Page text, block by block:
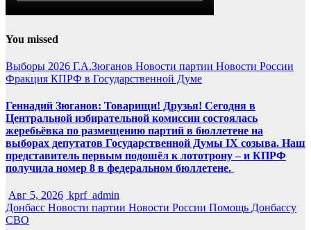
You missed
Выборы 2026 Г.А.Зюганов Новости партии Новости России
Фракция КПРФ в Государственной Думе
Геннадий Зюганов: Товарищи! Друзья! Сегодня в
Центральной избирательной комиссии состоялась
жеребьёвка по размещению партий в бюллетене на
выборах депутатов Государственной Думы IX созыва. Наш
представитель первым подошёл к лототрону – и КПРФ
получила номер 8 в федеральном бюллетене.
Авг 5, 2026 kprf_admin
Донбасс Новости партии Новости России Помощь Донбассу
СВО